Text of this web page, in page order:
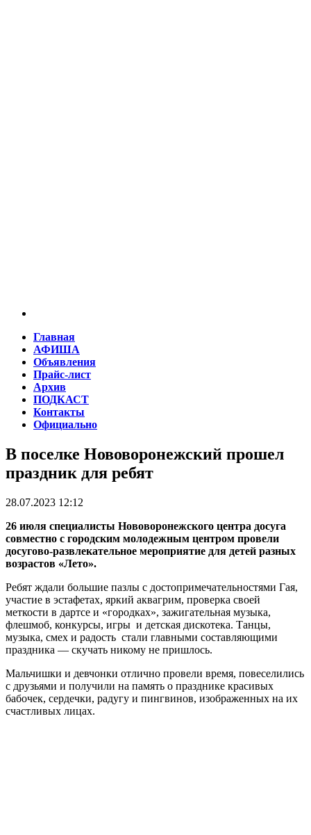
Главная
АФИША
Объявления
Прайс-лист
Архив
ПОДКАСТ
Контакты
Официально
В поселке Нововоронежский прошел
праздник для ребят
28.07.2023 12:12
26 июля специалисты Нововоронежского центра досуга
совместно с городским молодежным центром провели
досугово-развлекательное мероприятие для детей разных
возрастов «Лето».
Ребят ждали большие пазлы с достопримечательностями Гая,
участие в эстафетах, яркий аквагрим, проверка своей
меткости в дартсе и «городках», зажигательная музыка,
флешмоб, конкурсы, игры и детская дискотека. Танцы,
музыка, смех и радость стали главными составляющими
праздника — скучать никому не пришлось.
Мальчишки и девчонки отлично провели время, повеселились
с друзьями и получили на память о празднике красивых
бабочек, сердечки, радугу и пингвинов, изображенных на их
счастливых лицах.